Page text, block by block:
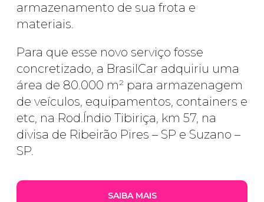
armazenamento de sua frota e
materiais.
Para que esse novo serviço fosse
concretizado, a BrasilCar adquiriu uma
área de 80.000 m² para armazenagem
de veículos, equipamentos, containers e
etc, na Rod.Índio Tibiriça, km 57, na
divisa de Ribeirão Pires – SP e Suzano –
SP.
SAIBA MAIS